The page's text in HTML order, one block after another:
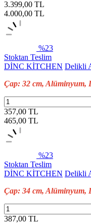
3.399,00 TL
4.000,00 TL
%23
Stoktan Teslim
DİNC KİTCHEN Delikli
Çap: 32 cm, Alüminyum,
357,00 TL
465,00 TL
%23
Stoktan Teslim
DİNC KİTCHEN Delikli
Çap: 34 cm, Alüminyum,
387,00 TL